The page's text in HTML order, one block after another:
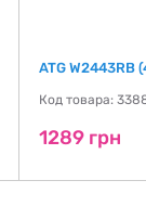
ATG
Код товара:
1289 грн